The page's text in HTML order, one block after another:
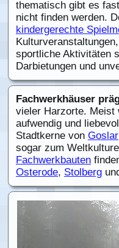
thematisch gibt es
nicht finden werden.
kindergerechte
sportliche Aktivitäten
Darbietungen und
Fachwerkhäuser
vieler Harzorte. Meist
aufwendig und
Stadtkerne von Goslar
sogar zum
Fachwerkbauten
Osterode, Stolberg